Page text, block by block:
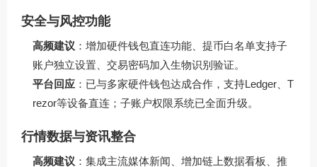
安全与风控功能
高频建议 ：增加硬件钱包直连功能、提币白名单支持子
账户独立设置、交易密码加入生物识别验证。
平台回应 ：已与多家硬件钱包达成合作，支持Ledger、T
rezor等设备直连；子账户权限系统已全面升级。
行情数据与资讯整合
高频建议 ：集成主流媒体新闻、增加链上数据看板、推